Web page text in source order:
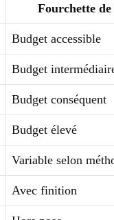
Fourchette
Budget accessible
Budget
Budget conséquent
Budget élevé
Variable selon
Avec finition